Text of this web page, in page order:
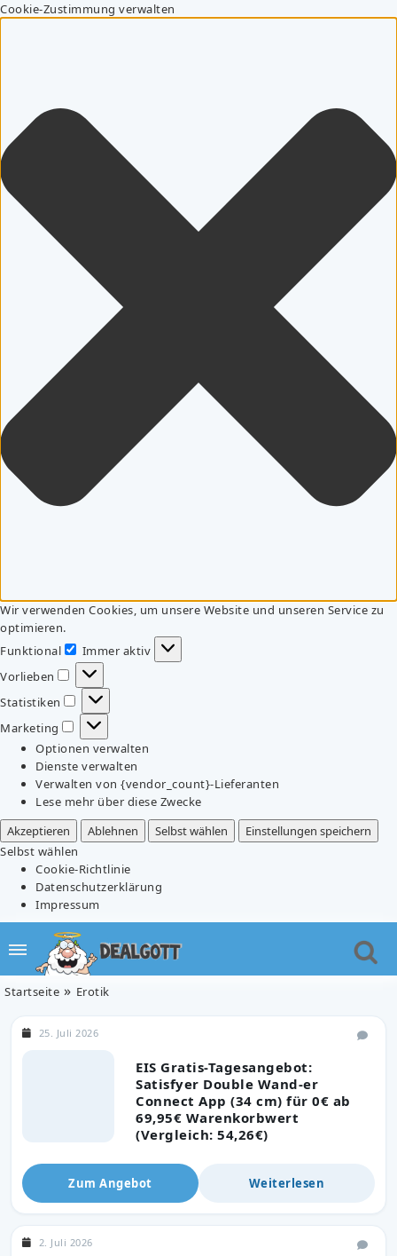
Cookie-Zustimmung verwalten
Wir verwenden Cookies, um unsere Website und unseren Service zu
optimieren.
Funktional
Funktional
Immer aktiv
Vorlieben
Vorlieben
Statistiken
Statistiken
Marketing
Marketing
Optionen verwalten
Dienste verwalten
Verwalten von {vendor_count}-Lieferanten
Lese mehr über diese Zwecke
Akzeptieren
Ablehnen Selbst wählen
Einstellungen speichern
Selbst wählen
Cookie-Richtlinie
Datenschutzerklärung
Impressum
Startseite Erotik
EIS Gratis-Tagesangebot:
Satisfyer Double Wand-er
Connect App (34 cm) für 0€ ab
69,95€ Warenkorbwert
(Vergleich: 54,26€)
25. Juli 2026
Zum Angebot Weiterlesen
2. Juli 2026